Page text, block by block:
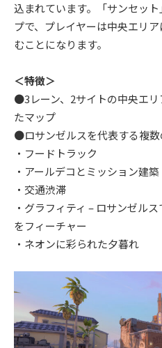
込まれています。「サンセッ
プで、プレイヤーは中央エリ
むことになります。
＜特徴＞
●3レーン、2サイトの中央エ
たマップ
●ロサンゼルスを代表する複
・フードトラック
・アールデコとミッション建築
・交通渋滞
・グラフィティ – ロサンゼル
をフィーチャー
・ネオンに彩られた夕暮れ